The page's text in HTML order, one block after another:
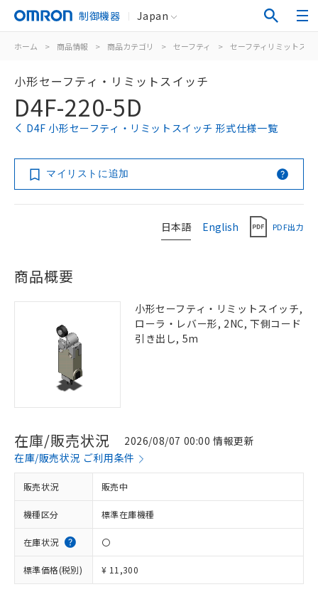
制御機器 Japan
ホーム > 商品情報 > 商品カテゴリ > セーフティ > セーフティリミットスイ
小形セーフティ・リミットスイッチ
D4F-220-5D
D4F 小形セーフティ・リミットスイッチ 形式仕様一覧
マイリストに追加
日本語 English PDF出力
商品概要
小形セーフティ・リミットスイッチ,
ローラ・レバー形, 2NC, 下側コード
引き出し, 5m
在庫/販売状況
2026/08/07 00:00 情報更新
在庫/販売状況 ご利用条件
販売状況 販売中
機種区分 標準在庫機種
在庫状況 〇
標準価格(税別) ¥ 11,300